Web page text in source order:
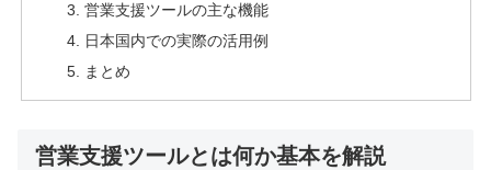
営業支援ツールの主な機能
日本国内での実際の活用例
まとめ
営業支援ツールとは何か基本を解説